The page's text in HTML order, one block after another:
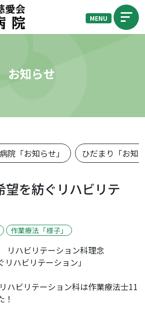
MENU
お知らせ
院「お知らせ」 ひだまり「お知
望を紡ぐリハビリテ
作業療法「様子」
ハビリテーション科理念
リハビリテーション」
ハビリテーション科は作業療法士11